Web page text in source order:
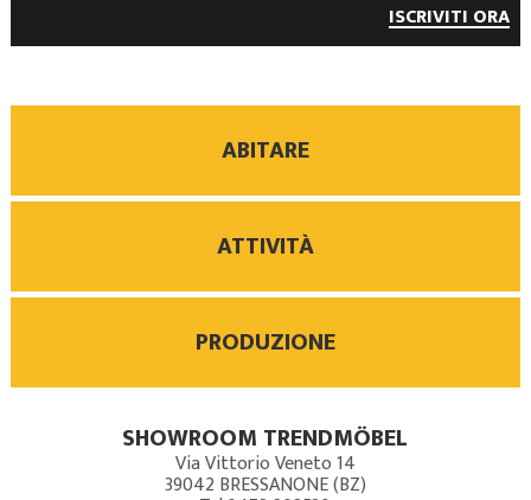
ISCRIVITI ORA
ABITARE
ATTIVITÀ
PRODUZIONE
SHOWROOM TRENDMÖBEL
Via Vittorio Veneto 14
39042BRESSANONE (BZ)